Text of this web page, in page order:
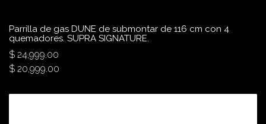
Parrilla de gas DUNE de submontar de 116 cm con 4
quemadores. SUPRA SIGNATURE.
$ 24,999.00
$ 20,999.00